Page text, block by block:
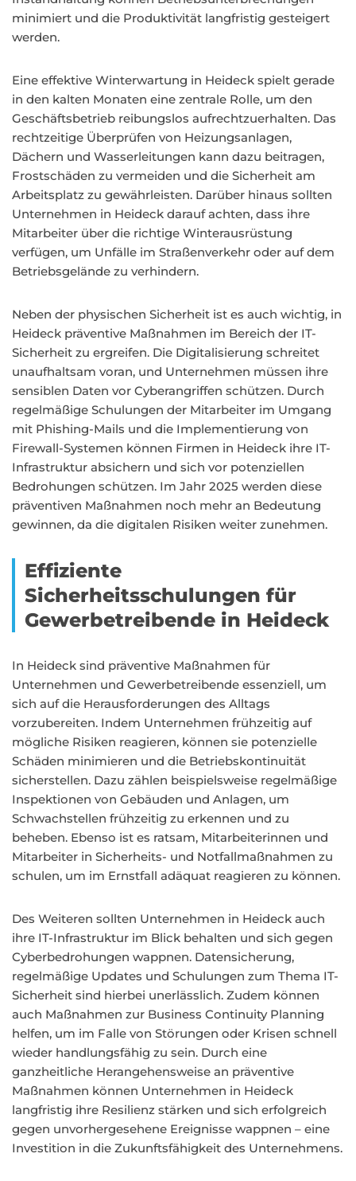
minimiert und die Produktivität langfristig gesteigert
werden.
Eine effektive Winterwartung in Heideck spielt gerade
in den kalten Monaten eine zentrale Rolle, um den
Geschäftsbetrieb reibungslos aufrechtzuerhalten. Das
rechtzeitige Überprüfen von Heizungsanlagen,
Dächern und Wasserleitungen kann dazu beitragen,
Frostschäden zu vermeiden und die Sicherheit am
Arbeitsplatz zu gewährleisten. Darüber hinaus sollten
Unternehmen in Heideck darauf achten, dass ihre
Mitarbeiter über die richtige Winterausrüstung
verfügen, um Unfälle im Straßenverkehr oder auf dem
Betriebsgelände zu verhindern.
Neben der physischen Sicherheit ist es auch wichtig, in
Heideck präventive Maßnahmen im Bereich der IT-
Sicherheit zu ergreifen. Die Digitalisierung schreitet
unaufhaltsam voran, und Unternehmen müssen ihre
sensiblen Daten vor Cyberangriffen schützen. Durch
regelmäßige Schulungen der Mitarbeiter im Umgang
mit Phishing-Mails und die Implementierung von
Firewall-Systemen können Firmen in Heideck ihre IT-
Infrastruktur absichern und sich vor potenziellen
Bedrohungen schützen. Im Jahr 2025 werden diese
präventiven Maßnahmen noch mehr an Bedeutung
gewinnen, da die digitalen Risiken weiter zunehmen.
Effiziente
Sicherheitsschulungen für
Gewerbetreibende in Heideck
In Heideck sind präventive Maßnahmen für
Unternehmen und Gewerbetreibende essenziell, um
sich auf die Herausforderungen des Alltags
vorzubereiten. Indem Unternehmen frühzeitig auf
mögliche Risiken reagieren, können sie potenzielle
Schäden minimieren und die Betriebskontinuität
sicherstellen. Dazu zählen beispielsweise regelmäßige
Inspektionen von Gebäuden und Anlagen, um
Schwachstellen frühzeitig zu erkennen und zu
beheben. Ebenso ist es ratsam, Mitarbeiterinnen und
Mitarbeiter in Sicherheits- und Notfallmaßnahmen zu
schulen, um im Ernstfall adäquat reagieren zu können.
Des Weiteren sollten Unternehmen in Heideck auch
ihre IT-Infrastruktur im Blick behalten und sich gegen
Cyberbedrohungen wappnen. Datensicherung,
regelmäßige Updates und Schulungen zum Thema IT-
Sicherheit sind hierbei unerlässlich. Zudem können
auch Maßnahmen zur Business Continuity Planning
helfen, um im Falle von Störungen oder Krisen schnell
wieder handlungsfähig zu sein. Durch eine
ganzheitliche Herangehensweise an präventive
Maßnahmen können Unternehmen in Heideck
langfristig ihre Resilienz stärken und sich erfolgreich
gegen unvorhergesehene Ereignisse wappnen – eine
Investition in die Zukunftsfähigkeit des Unternehmens.